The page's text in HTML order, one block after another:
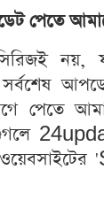
পেতে
নয়,
পেতে